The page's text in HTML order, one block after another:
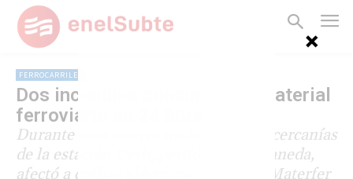
FERROCARRILES
Dos incendios consumieron material
ferroviario en 24 horas
Durante este martes un incendio en cercanías
de la estación Gerli, partido de Avellaneda,
afectó a coches eléctricos Toshiba y Materfer